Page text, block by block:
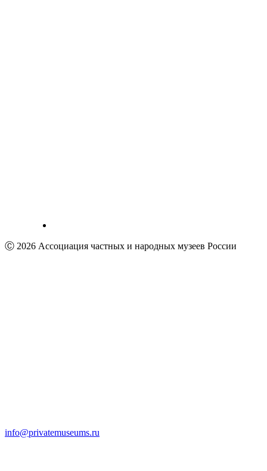
Ⓒ 2026 Ассоциация частных и народных музеев России
info@privatemuseums.ru